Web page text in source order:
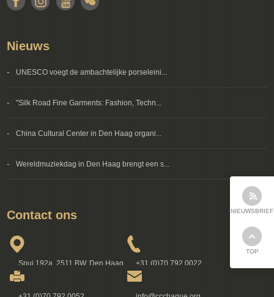
Nieuws
- UNESCO voegt de ambachtelijke porseleini...
- "Silk Road Fine Garments: Fashion, Techn...
- China Cultural Center in Den Haag organi...
- Wereldmuziekdag in Den Haag brengt een s...
Contact ons
Spui 192a, 2511 BW, Den Haag +31 (0)70 792 0022
NIEUWSBRIEF
TOP